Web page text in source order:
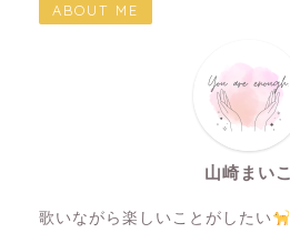
ABOUT ME
山崎まいこ
歌いながら楽しいことがしたい